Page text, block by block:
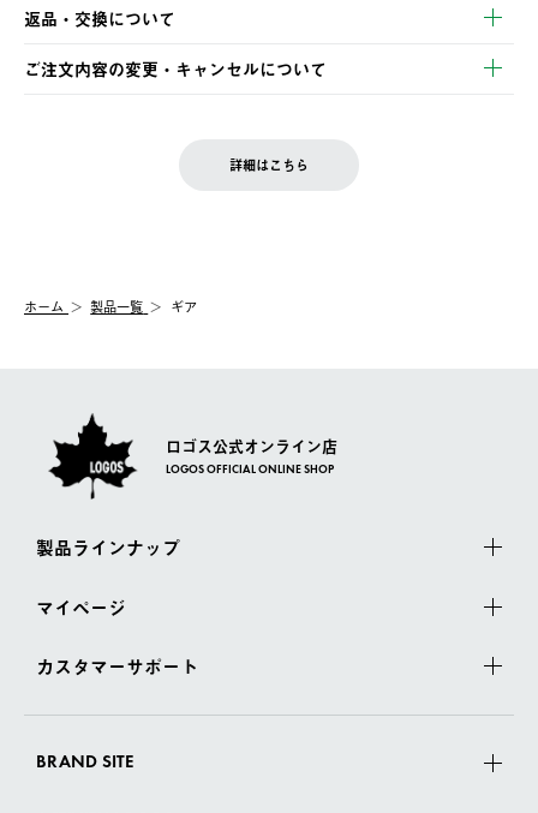
・コンビニ決済
・Pay-easy決済
【発送スケジュール】
ご注文・ご入金完了より2営業日以内に商品を発送いたします。
土日祝の発送はございませんので、木曜日以降のご注文は週明け
の発送となる場合がございます。
【配送業者】
佐川急便にて配送されます。
返品・交換について
※お客様都合の場合
お客様都合の返品にかかる送料は、お客様ご負担とさせていただ
一度お手元の商品を返品いただき、ご希望商品を再注文してくだ
ご注文内容の変更・キャンセルについて
LOGOS FAMILY会員の方は、会員マイページ内 購入履歴画面に
詳細はこちら
ホーム 製品一覧 ギア
ロゴス公式オンライン店
LOGOS OFFICIAL ONLINE SHOP
製品ラインナップ
マイページ
カスタマーサポート
BRAND SITE